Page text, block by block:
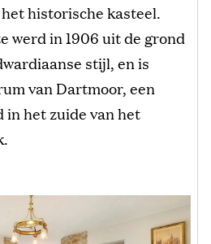
historische kasteel.
werd in 1906 uit de grond
stijl, en is
van Dartmoor, een
in het zuide van het